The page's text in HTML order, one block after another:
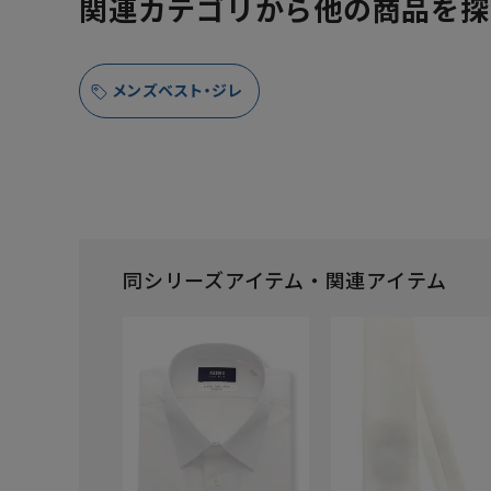
メンズベスト・ジレ
同シリーズアイテム・関連アイテム